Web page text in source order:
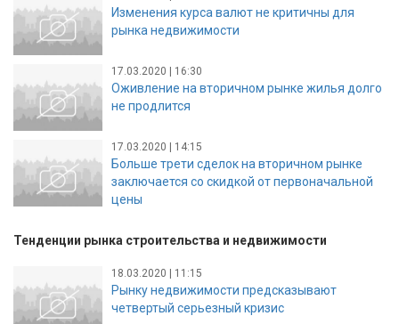
Изменения курса валют не критичны для
рынка недвижимости
17.03.2020 | 16:30
Оживление на вторичном рынке жилья долго
не продлится
17.03.2020 | 14:15
Больше трети сделок на вторичном рынке
заключается со скидкой от первоначальной
цены
Тенденции рынка строительства и недвижимости
18.03.2020 | 11:15
Рынку недвижимости предсказывают
четвертый серьезный кризис